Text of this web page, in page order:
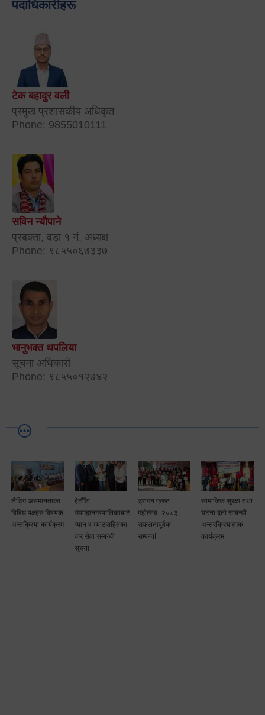
पदाधिकारीहरू
टेक बहादुर वली
प्रमुख प्रशासकीय अधिकृत
Phone: 9855010111
सविन न्यौपाने
प्रबक्ता, वडा १ नं. अध्यक्ष
Phone: ९८५५०६७३३७
भानुभक्त थपलिया
सूचना अधिकारी
Phone: ९८५५०१२७४२
लैङ्गि असमानताका
विबिध पक्षहरु विषयक
अन्तक्रिया कार्यक्रम
हेटौँडा
उपमहानगरपालिकाबाटै
प्यान र भ्याटसहितका
कर सेवा सम्बन्धी
सूचना
ड्रागन फ्रुट
महोत्सव–२०८३
सफलतापूर्वक
सम्पन्न!
सामाजिक सुरक्षा तथा
घटना दर्ता सम्बन्धी
अन्तरक्रियात्मक
कार्यक्रम